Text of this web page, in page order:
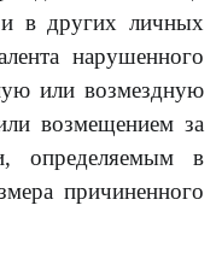
в других личных
нарушенного
или возмездную
возмещением за
определяемым в
причиненного